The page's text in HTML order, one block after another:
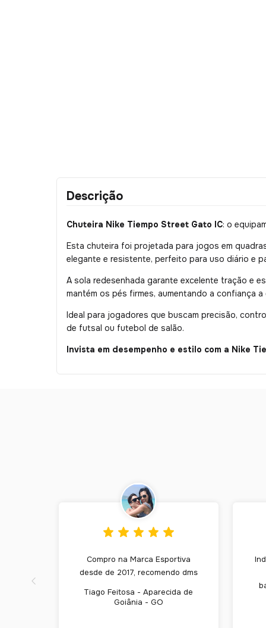
Descrição
Chuteira Nike Tiempo Street Gato IC: o
Esta chuteira foi projetada para jogos em
elegante e resistente, perfeito para uso diário e
A sola redesenhada garante excelente tração e
mantém os pés firmes, aumentando a confiança
Ideal para jogadores que buscam precisão,
de futsal ou futebol de salão.
Invista em desempenho e estilo com a Nike
Compro na Marca Esportiva
desde de 2017, recomendo dms
Tiago Feitosa - Aparecida de
Goiânia - GO